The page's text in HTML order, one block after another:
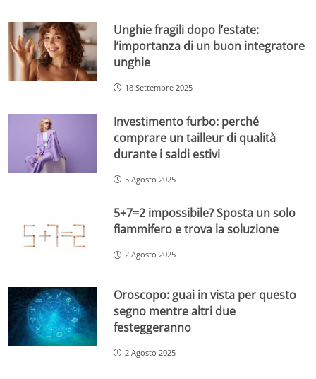
Unghie fragili dopo l’estate:
l’importanza di un buon integratore
unghie
18 Settembre 2025
Investimento furbo: perché
comprare un tailleur di qualità
durante i saldi estivi
5 Agosto 2025
5+7=2 impossibile? Sposta un solo
fiammifero e trova la soluzione
2 Agosto 2025
Oroscopo: guai in vista per questo
segno mentre altri due
festeggeranno
2 Agosto 2025